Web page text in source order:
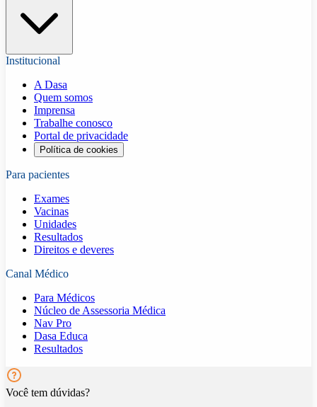
Institucional
A Dasa
Quem somos
Imprensa
Trabalhe conosco
Portal de privacidade
Política de cookies
Para pacientes
Exames
Vacinas
Unidades
Resultados
Direitos e deveres
Canal Médico
Para Médicos
Núcleo de Assessoria Médica
Nav Pro
Dasa Educa
Resultados
Você tem dúvidas?